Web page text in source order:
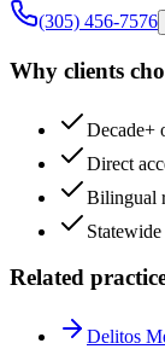
(305) 456-7576
Why clients
Decade+
Direct
Bilingual
Related
Delitos